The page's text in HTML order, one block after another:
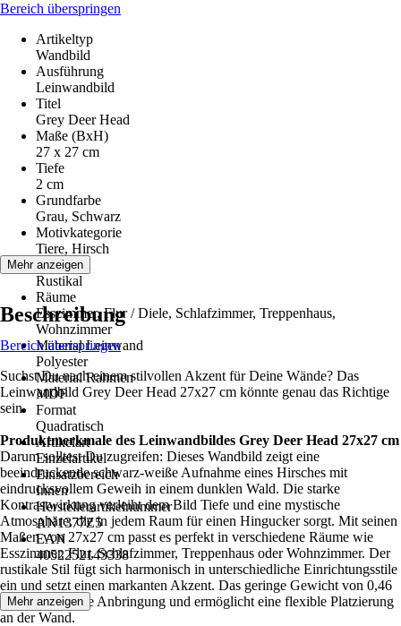
Bereich überspringen
Artikeltyp
Wandbild
Ausführung
Leinwandbild
Titel
Grey Deer Head
Maße (BxH)
27 x 27 cm
Tiefe
2 cm
Grundfarbe
Grau, Schwarz
Motivkategorie
Tiere, Hirsch
Stilwelt
Rustikal
Räume
Esszimmer, Flur / Diele, Schlafzimmer, Treppenhaus,
Wohnzimmer
Material Leinwand
Polyester
Material Rahmen
MDF
Format
Quadratisch
Artikelart
Einzelartikel
Einsatzbereich
Innen
Herstellerartikelnummer
AN1377Z5
EAN
4052252143338
Mehr anzeigen
Beschreibung
Bereich überspringen
Suchst Du nach einem stilvollen Akzent für Deine Wände? Das
Leinwandbild Grey Deer Head 27x27 cm könnte genau das Richtige
sein.
Produktmerkmale des Leinwandbildes Grey Deer Head 27x27 cm
Darum solltest Du zugreifen: Dieses Wandbild zeigt eine
beeindruckende schwarz-weiße Aufnahme eines Hirsches mit
eindrucksvollem Geweih in einem dunklen Wald. Die starke
Kontrastwirkung verleiht dem Bild Tiefe und eine mystische
Atmosphäre, die in jedem Raum für einen Hingucker sorgt. Mit seinen
Maßen von 27x27 cm passt es perfekt in verschiedene Räume wie
Esszimmer, Flur, Schlafzimmer, Treppenhaus oder Wohnzimmer. Der
rustikale Stil fügt sich harmonisch in unterschiedliche Einrichtungsstile
ein und setzt einen markanten Akzent. Das geringe Gewicht von 0,46
kg erleichtert die Anbringung und ermöglicht eine flexible Platzierung
an der Wand.
Mehr anzeigen